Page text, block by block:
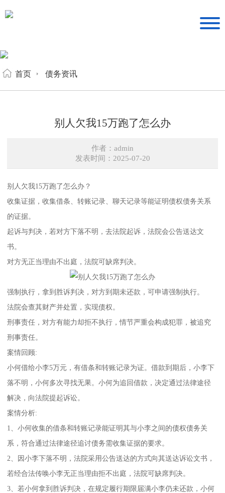
首页 债务资讯
别人欠我15万跑了怎么办
作者：admin
发表时间：2025-07-20
别人欠我15万跑了怎么办？
收集证据，收集借条、转账记录、聊天记录等能证明债权债务关系
的证据。
起诉与判决，若对方下落不明，去法院起诉，法院会公告送达文
书。
对方无正当理由不出庭，法院可缺席判决。
强制执行，拿到胜诉判决，对方到期未还款，可申请强制执行。
法院会查其财产并处置，实现债权。
刑事责任，对方有能力却拒不执行，情节严重会构成犯罪，被追究
刑事责任。
案情回顾:
小何借给小李5万元，有借条和转账记录为证。借款到期后，小李下
落不明，小何多次寻找无果。小何为追回借款，决定通过法律途径
解决，向法院提起诉讼。
案情分析:
1、小何收集的借条和转账记录能证明其与小李之间的债权债务关
系，符合通过法律途径追讨债务需收集证据的要求。
2、因小李下落不明，法院采用公告送达的方式向其送达诉讼文书，
若经合法传唤小李无正当理由拒不出庭，法院可缺席判决。
3、若小何拿到胜诉判决，在规定履行期限届满小李仍未还款，小何